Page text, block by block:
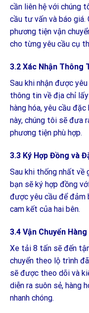
cần liên hệ với chúng
cầu tư vấn và báo giá.
phương tiện vận
cho từng yêu cầu cụ
3.2 Xác Nhận Thông
Sau khi nhận được
thông tin về địa chỉ
hàng hóa, yêu cầu
này, chúng tôi sẽ đưa
phương tiện phù hợp.
3.3 Ký Hợp Đồng và
Sau khi thống nhất về
bạn sẽ ký hợp đồng
được yêu cầu để đảm
cam kết của hai bên.
3.4 Vận Chuyển
Xe tải 8 tấn sẽ đến
chuyển theo lộ trình
sẽ được theo dõi và
diễn ra suôn sẻ, hàng
nhanh chóng.